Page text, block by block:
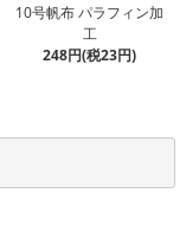
10号帆布 パラフィン加
工
248円(税23円)